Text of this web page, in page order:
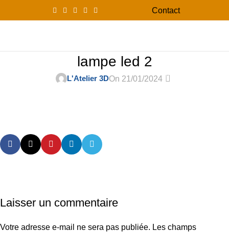
Contact
lampe led 2
L'Atelier 3DOn 21/01/2024 0
Laisser un commentaire
Votre adresse e-mail ne sera pas publiée. Les champs